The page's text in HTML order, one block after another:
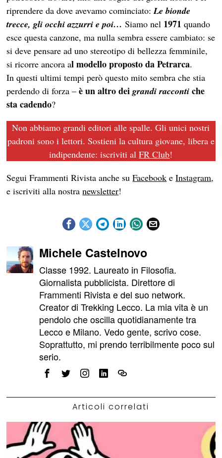
riprendere da dove avevamo cominciato:Le bionde
trecce, gli occhi azzurri e poi… Siamo nel 1971 quando
esce questa canzone, ma nulla sembra essere cambiato: se
si deve pensare ad uno stereotipo di bellezza femminile,
si ricorre ancora al modello proposto da Petrarca.
In questi ultimi tempi però questo mito sembra che stia
perdendo di forza –è un altro deigrandi racconti che
sta cadendo?
Non abbiamo grandi editori alle spalle. Gli unici nostri
padroni sono i lettori. Sostieni la cultura giovane, libera e
indipendente: iscriviti alFR Club!
Segui Frammenti Rivista anche suFacebook eInstagram,
e iscriviti alla nostranewsletter!
Michele Castelnovo
Classe 1992. Laureato in Filosofia.
Giornalista pubblicista. Direttore di
Frammenti Rivista e del suo network.
Creator di Trekking Lecco. La mia vita è un
pendolo che oscilla quotidianamente tra
Lecco e Milano. Vedo gente, scrivo cose.
Soprattutto, mi prendo terribilmente poco sul
serio.
Articoli correlati